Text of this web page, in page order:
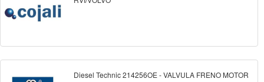
Diesel Technic 214256OE - VALVULA FRENO MOTOR